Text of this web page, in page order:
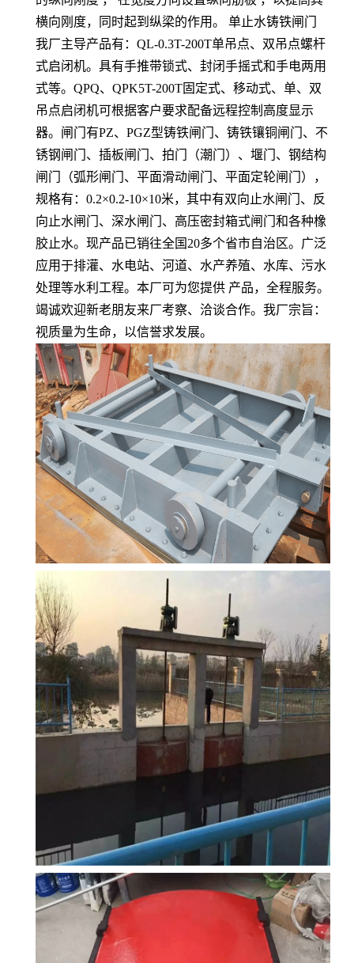
横向刚度，同时起到纵梁的作用。 单止水铸铁闸门
我厂主导产品有：QL-0.3T-200T单吊点、双吊点螺杆
式启闭机。具有手推带锁式、封闭手摇式和手电两用
式等。QPQ、QPK5T-200T固定式、移动式、单、双
吊点启闭机可根据客户要求配备远程控制高度显示
器。闸门有PZ、PGZ型铸铁闸门、铸铁镶铜闸门、不
锈钢闸门、插板闸门、拍门（潮门）、堰门、钢结构
闸门（弧形闸门、平面滑动闸门、平面定轮闸门），
规格有：0.2×0.2-10×10米，其中有双向止水闸门、反
向止水闸门、深水闸门、高压密封箱式闸门和各种橡
胶止水。现产品已销往全国20多个省市自治区。广泛
应用于排灌、水电站、河道、水产养殖、水库、污水
处理等水利工程。本厂可为您提供 产品，全程服务。
竭诚欢迎新老朋友来厂考察、洽谈合作。我厂宗旨：
视质量为生命，以信誉求发展。